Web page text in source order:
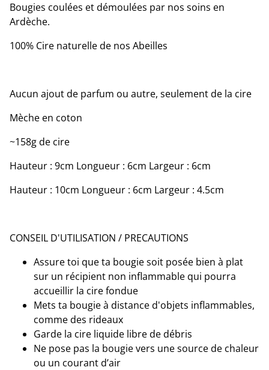
Bougies coulées et démoulées par nos soins en
Ardèche.
100% Cire naturelle de nos Abeilles
Aucun ajout de parfum ou autre, seulement de la cire
Mèche en coton
~158g de cire
Hauteur : 9cm Longueur : 6cm Largeur : 6cm
Hauteur : 10cm Longueur : 6cm Largeur : 4.5cm
CONSEIL D'UTILISATION / PRECAUTIONS
Assure toi que ta bougie soit posée bien à plat
sur un récipient non inflammable qui pourra
accueillir la cire fondue
Mets ta bougie à distance d'objets inflammables,
comme des rideaux
Garde la cire liquide libre de débris
Ne pose pas la bougie vers une source de chaleur
ou un courant d’air